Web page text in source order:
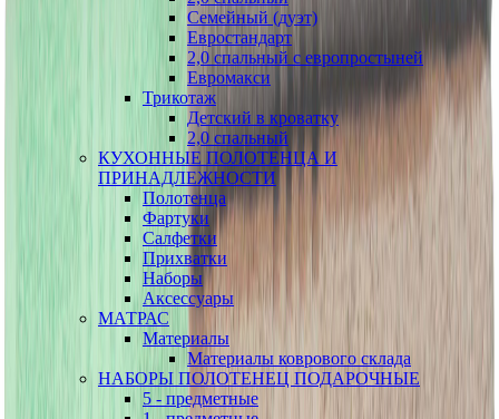
Семейный (дуэт)
Евростандарт
2,0 спальный с европростыней
Евромакси
Трикотаж
Детский в кроватку
2,0 спальный
КУХОННЫЕ ПОЛОТЕНЦА И
ПРИНАДЛЕЖНОСТИ
Полотенца
Фартуки
Салфетки
Прихватки
Наборы
Аксессуары
МАТРАС
Материалы
Материалы коврового склада
НАБОРЫ ПОЛОТЕНЕЦ ПОДАРОЧНЫЕ
5 - предметные